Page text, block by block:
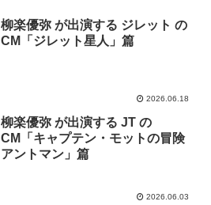
柳楽優弥 が出演する ジレット の
CM「ジレット星人」篇
2026.06.18
柳楽優弥 が出演する JT の
CM「キャプテン・モットの冒険
アントマン」篇
2026.06.03